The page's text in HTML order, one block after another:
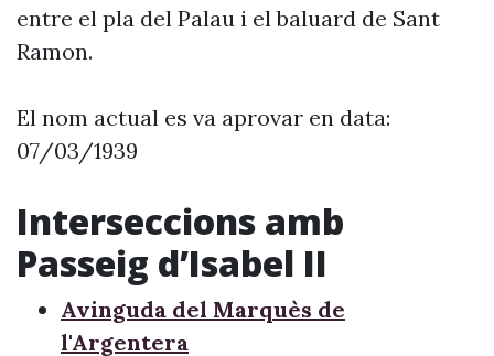
entre el pla del Palau i el baluard de Sant
Ramon.
El nom actual es va aprovar en data:
07/03/1939
Interseccions amb
Passeig d’Isabel II
Avinguda del Marquès de
l'Argentera